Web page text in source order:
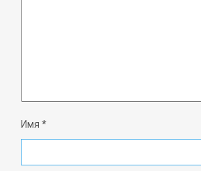
Имя *